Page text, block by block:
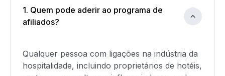
1. Quem pode aderir ao programa de
afiliados?
Qualquer pessoa com ligações na indústria da
hospitalidade, incluindo proprietários de hotéis,